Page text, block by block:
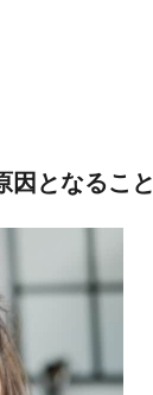
因となるこ